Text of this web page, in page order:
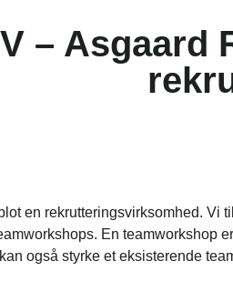
– Asgaard
en rekrutteringsvirksomhed. Vi
En teamworkshop
også styrke et eksisterende